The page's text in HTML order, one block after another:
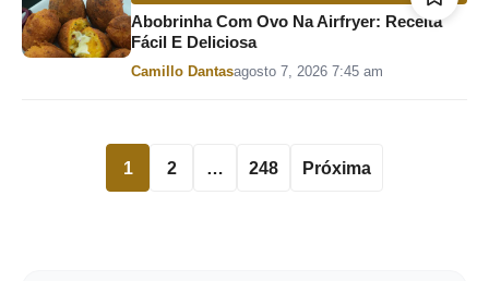
Abobrinha Com Ovo Na Airfryer: Receita
Fácil E Deliciosa
Por
Camillo Dantasagosto 7, 2026 7:45 am
1 2 … 248 Próxima